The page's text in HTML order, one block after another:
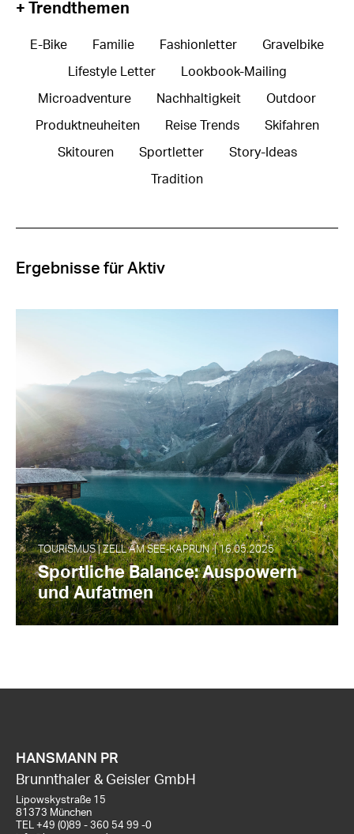
+ Trendthemen
E-Bike Familie Fashionletter Gravelbike
Lifestyle Letter Lookbook-Mailing
Microadventure Nachhaltigkeit Outdoor
Produktneuheiten Reise Trends Skifahren
Skitouren Sportletter Story-Ideas
Tradition
Ergebnisse für Aktiv
TOURISMUS | ZELL AM SEE‑KAPRUN | 16.05.2025
Sportliche Balance: Auspowern
und Aufatmen
HANSMANN PR
Brunnthaler & Geisler GmbH
Lipowskystraße 15
81373 München
TEL +49 (0)89 - 360 54 99 -0